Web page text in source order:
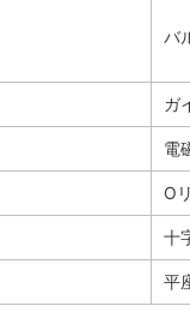
バ
ガ
電
O
十
平